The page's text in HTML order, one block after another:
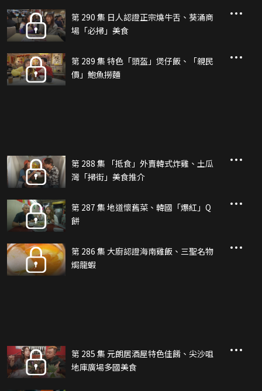
第 290 集 日人認證正宗燒牛舌、葵涌商
場「必掃」美食
第 289 集 特色「頭盔」煲仔飯、「親民
價」鮑魚撈麵
第 288 集 「抵食」外賣韓式炸雞、土瓜
灣「掃街」美食推介
第 287 集 地道懷舊菜、韓國「爆紅」Q
餅
第 286 集 大廚認證海南雞飯、三聖名物
焗龍蝦
第 285 集 元朗居酒屋特色佳餚、尖沙咀
地庫廣場多國美食